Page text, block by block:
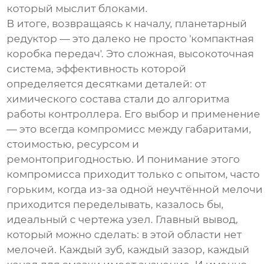
который мыслит блоками.
В итоге, возвращаясь к началу, планетарный
редуктор — это далеко не просто 'компактная
коробка передач'. Это сложная, высокоточная
система, эффективность которой
определяется десятками деталей: от
химического состава стали до алгоритма
работы контроллера. Его выбор и применение
— это всегда компромисс между габаритами,
стоимостью, ресурсом и
ремонтопригодностью. И понимание этого
компромисса приходит только с опытом, часто
горьким, когда из-за одной неучтённой мелочи
приходится переделывать, казалось бы,
идеальный с чертежа узел. Главный вывод,
который можно сделать: в этой области нет
мелочей. Каждый зуб, каждый зазор, каждый